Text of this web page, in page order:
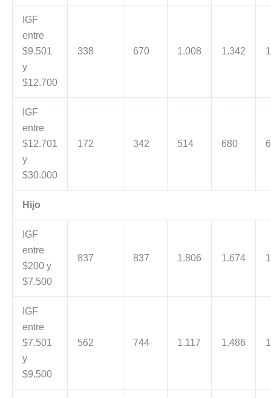
IGF
entre
$9.501
y
$12.700
338 670 1.008 1.342
IGF
entre
$12.701
y
$30.000
172 342 514 680
Hijo
IGF
entre
$200 y
$7.500
837 837 1.806 1.674
IGF
entre
$7.501
y
$9.500
562 744 1.117 1.486